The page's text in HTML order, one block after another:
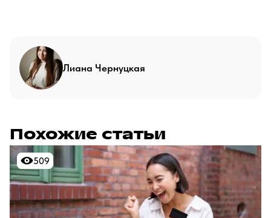
Лиана Чернуцкая
Похожие статьи
509
509